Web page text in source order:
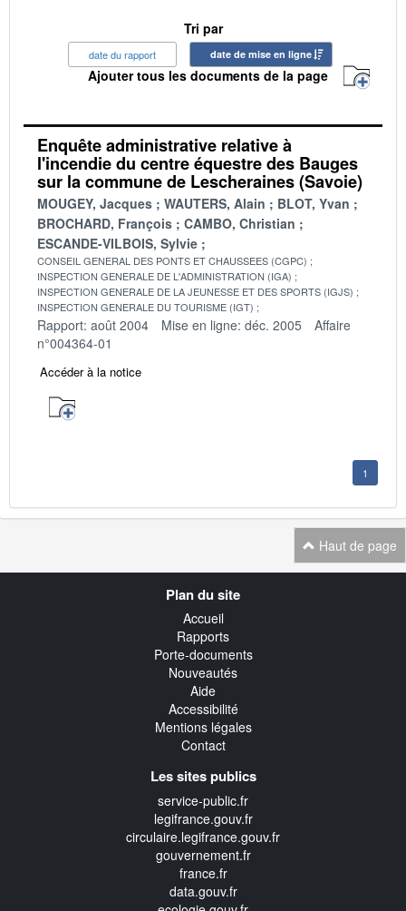
Tri par
date du rapport date de mise en ligne
Ajouter tous les documents de la page
Enquête administrative relative à
l'incendie du centre équestre des Bauges
sur la commune de Lescheraines (Savoie)
MOUGEY, Jacques WAUTERS, Alain
BLOT, Yvan
BROCHARD, François
CAMBO, Christian
ESCANDE-VILBOIS, Sylvie
CONSEIL GENERAL DES PONTS ET CHAUSSEES (CGPC)
INSPECTION GENERALE DE L'ADMINISTRATION (IGA)
INSPECTION GENERALE DE LA JEUNESSE ET DES SPORTS (IGJS)
INSPECTION GENERALE DU TOURISME (IGT)
Rapport: août 2004 Mise en ligne: déc. 2005
Affaire
n°004364-01
Accéder à la notice
1
Haut de page
Plan du site
Accueil
Rapports
Porte-documents
Nouveautés
Aide
Accessibilité
Mentions légales
Contact
Les sites publics
service-public.fr
legifrance.gouv.fr
circulaire.legifrance.gouv.fr
gouvernement.fr
france.fr
data.gouv.fr